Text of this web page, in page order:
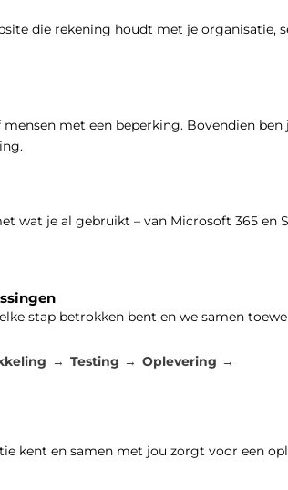
die rekening houdt met je organisatie,
met een beperking. Bovendien ben
wat je al gebruikt – van Microsoft 365 en
stap betrokken bent en we samen
Testing
Oplevering
kent en samen met jou zorgt voor een